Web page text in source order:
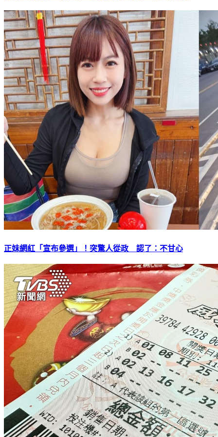
正妹網紅「宣布參選」！突驚人從政 認了：不甘心